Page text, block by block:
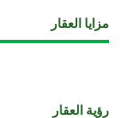
مزايا العقار
رؤية العقار